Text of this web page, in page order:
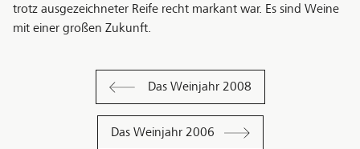
trotz ausgezeichneter Reife recht markant war. Es sind Weine
mit einer großen Zukunft.
Das Weinjahr 2008
Das Weinjahr 2006